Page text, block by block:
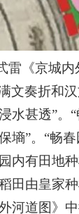
雷《京城
文奏折和
水甚透”。
墒”。“畅
内有田地
田由皇家
河道图》